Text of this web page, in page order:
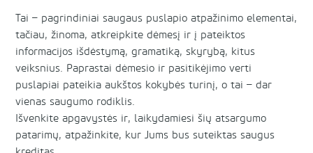
Tai – pagrindiniai saugaus puslapio atpažinimo elementai,
tačiau, žinoma, atkreipkite dėmesį ir į pateiktos
informacijos išdėstymą, gramatiką, skyrybą, kitus
veiksnius. Paprastai dėmesio ir pasitikėjimo verti
puslapiai pateikia aukštos kokybės turinį, o tai – dar
vienas saugumo rodiklis.
Išvenkite apgavystės ir, laikydamiesi šių atsargumo
patarimų, atpažinkite, kur Jums bus suteiktas saugus